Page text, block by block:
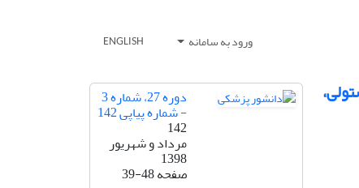
ورود به سامانه ENGLISH
دوره 27، شماره 3
- شماره پیاپی 142
142
مرداد و شهریور
1398
صفحه39-48